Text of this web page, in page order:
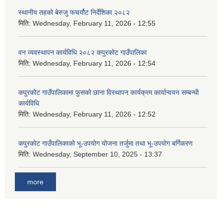
स्थानीय तहको बेरुजु फचर्यौट निर्देशिका २०८२
मिति: Wednesday, February 11, 2026 - 12:55
वन व्यवस्थापन कार्यविधि २०८२ कपुरकोट गाउँपालिका
मिति: Wednesday, February 11, 2026 - 12:54
कपुरकोट गाउँपालिकामा फुसको छाना विस्थापन कार्यक्रम कार्यान्वयन सम्बन्धी
कार्यविधि
मिति: Wednesday, February 11, 2026 - 12:52
कपुरकोट गाउँपालिकाको भू-उपयोग योजना तर्जुमा तथा भू-उपयोग बर्गिकरण
मिति: Wednesday, September 10, 2025 - 13:37
more